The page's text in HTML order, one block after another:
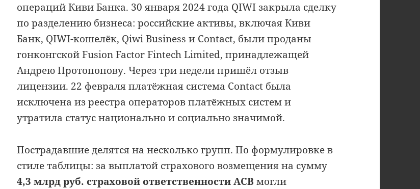
операций Киви Банка. 30 января 2024 года QIWI закрыла сделку
по разделению бизнеса: российские активы, включая Киви
Банк, QIWI-кошелёк, Qiwi Business и Contact, были проданы
гонконгской Fusion Factor Fintech Limited, принадлежащей
Андрею Протопопову. Через три недели пришёл отзыв
лицензии. 22 февраля платёжная система Contact была
исключена из реестра операторов платёжных систем и
утратила статус национально и социально значимой.
Пострадавшие делятся на несколько групп. По формулировке в
стиле таблицы: за выплатой страхового возмещения на сумму
4,3 млрд руб. страховой ответственности АСВ могли